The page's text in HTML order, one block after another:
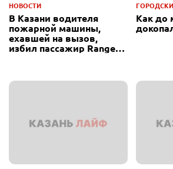
НОВОСТИ
В Казани водителя
пожарной машины,
ехавшей на вызов,
избил пассажир Range
Как до